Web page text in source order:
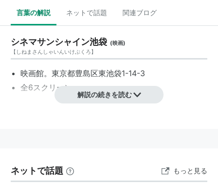
言葉の解説 ネットで話題 関連ブログ
シネマサンシャイン池袋 (映画)
【 しねまさんしゃいんいけぶくろ】
映画館。東京都豊島区東池袋1-14-3
全6スクリーン。
解説の続きを読む
ネットで話題 もっと見る